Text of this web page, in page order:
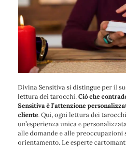
Divina Sensitiva si distingue per il
lettura dei tarocchi.Ciò che
Sensitiva è l’attenzione
cliente. Qui, ogni lettura dei
un’esperienza unica e
alle domande e alle preoccupazioni
orientamento. Le esperte